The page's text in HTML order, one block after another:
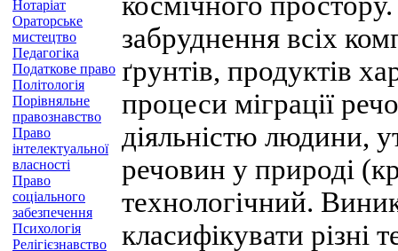
Нотаріат
Ораторське
мистецтво
Педагогіка
Податкове право
Політологія
Порівняльне
правознавство
Право
інтелектуальної
власності
Право
соціального
забезпечення
Психологія
Релігієзнавство
забруднення всіх
ґрунтів, продуктів
процеси міграції
діяльністю людини,
речовин у природі
технологічний.
класифікувати різні